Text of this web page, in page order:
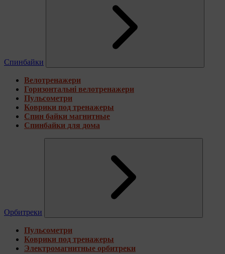
Спинбайки
Велотренажери
Горизонтальні велотренажери
Пульсометри
Коврики под тренажеры
Спин байки магнитные
Спинбайки для дома
Орбитреки
Пульсометри
Коврики под тренажеры
Электромагнитные орбитреки